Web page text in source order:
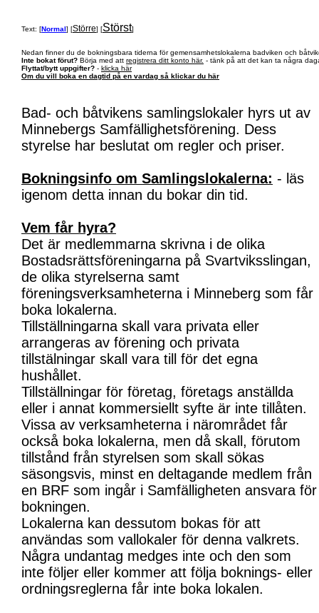
Text: [Normal] [Större] [Störst]
Nedan finner du de bokningsbara tiderna för gemensamhetslokalerna badviken och
Inte bokat förut? Börja med att registrera ditt konto här. - tänk på att det kan ta några
Flyttat/bytt uppgifter? - klicka här
Om du vill boka en dagtid på en vardag så klickar du här
Bad- och båtvikens samlingslokaler hyrs ut av
Minnebergs Samfällighetsförening. Dess
styrelse har beslutat om regler och priser.
Bokningsinfo om Samlingslokalerna: - läs
igenom detta innan du bokar din tid.
Vem får hyra?
Det är medlemmarna skrivna i de olika
Bostadsrättsföreningarna på Svartviksslingan,
de olika styrelserna samt
föreningsverksamheterna i Minneberg som får
boka lokalerna.
Tillställningarna skall vara privata eller
arrangeras av förening och privata
tillstälningar skall vara till för det egna
hushållet.
Tillställningar för företag, företags anställda
eller i annat kommersiellt syfte är inte tillåten.
Vissa av verksamheterna i närområdet får
också boka lokalerna, men då skall, förutom
tillstånd från styrelsen som skall sökas
säsongsvis, minst en deltagande medlem från
en BRF som ingår i Samfälligheten ansvara för
bokningen.
Lokalerna kan dessutom bokas för att
användas som vallokaler för denna valkrets.
Några undantag medges inte och den som
inte följer eller kommer att följa boknings- eller
ordningsreglerna får inte boka lokalen.